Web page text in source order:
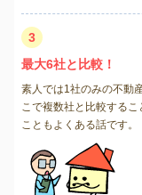
3
最大6社と比較！
素人では1社のみの不動
こで複数社と比較する
こともよくある話です。